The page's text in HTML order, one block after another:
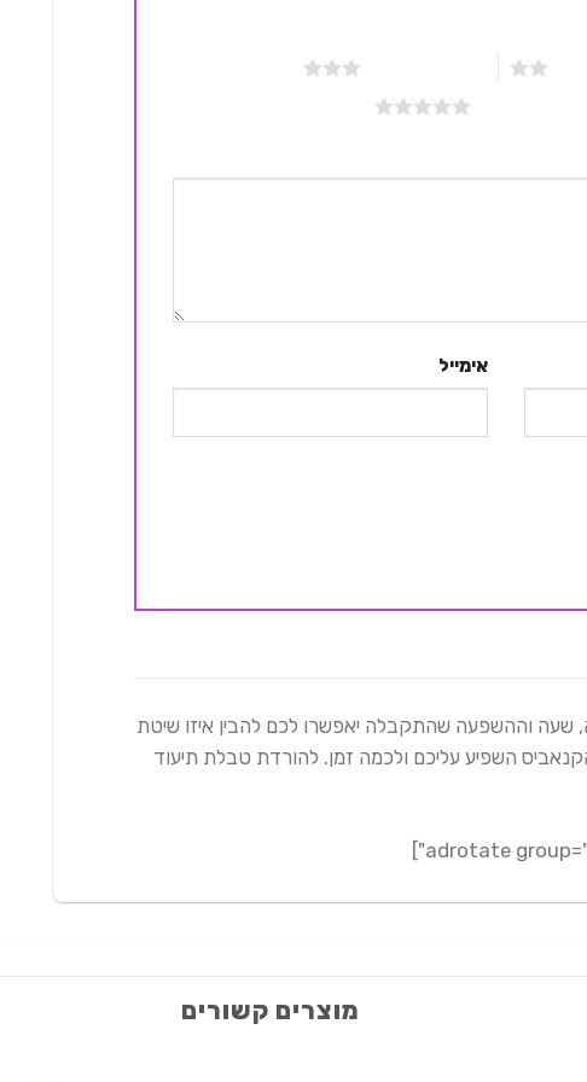
אימייל
שעה וההשפעה שהתקבלה יאפשרו לכם להבין איזו שיטת
השפיע עליכם ולכמה זמן. להורדת טבלת תיעוד
מוצרים קשורים